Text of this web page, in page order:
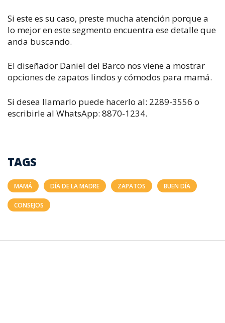
Si este es su caso, preste mucha atención porque a
lo mejor en este segmento encuentra ese detalle que
anda buscando.
El diseñador Daniel del Barco nos viene a mostrar
opciones de zapatos lindos y cómodos para mamá.
Si desea llamarlo puede hacerlo al: 2289-3556 o
escribirle al WhatsApp: 8870-1234.
TAGS
MAMÁ DÍA DE LA MADRE ZAPATOS BUEN DÍA
CONSEJOS